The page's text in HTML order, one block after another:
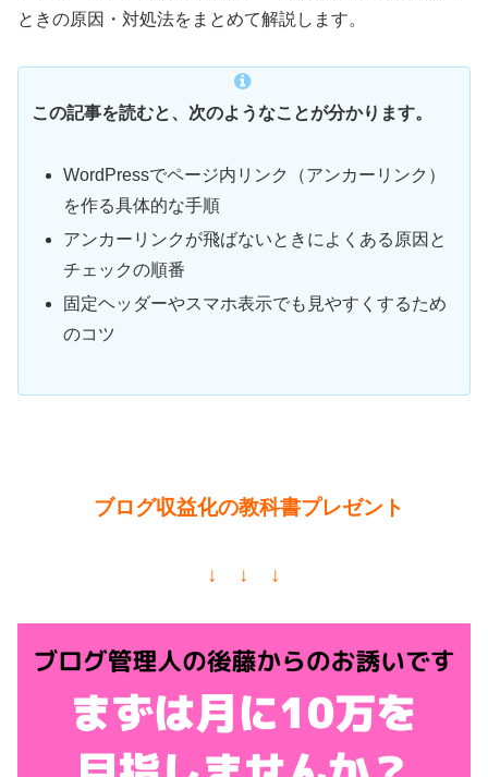
ときの原因・対処法をまとめて解説します。
この記事を読むと、次のようなことが分かります。
WordPressでページ内リンク（アンカーリンク）
を作る具体的な手順
アンカーリンクが飛ばないときによくある原因と
チェックの順番
固定ヘッダーやスマホ表示でも見やすくするため
のコツ
ブログ収益化の教科書プレゼント
↓ ↓ ↓